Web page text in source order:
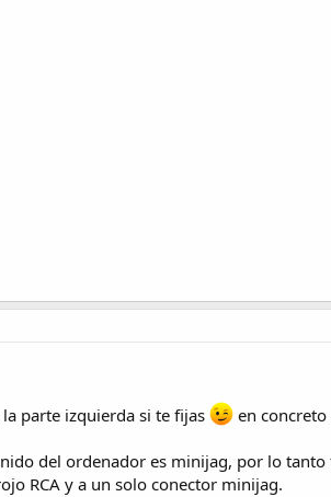
parte izquierda si te fijas en
del ordenador es minijag, por lo
RCA y a un solo conector minijag.